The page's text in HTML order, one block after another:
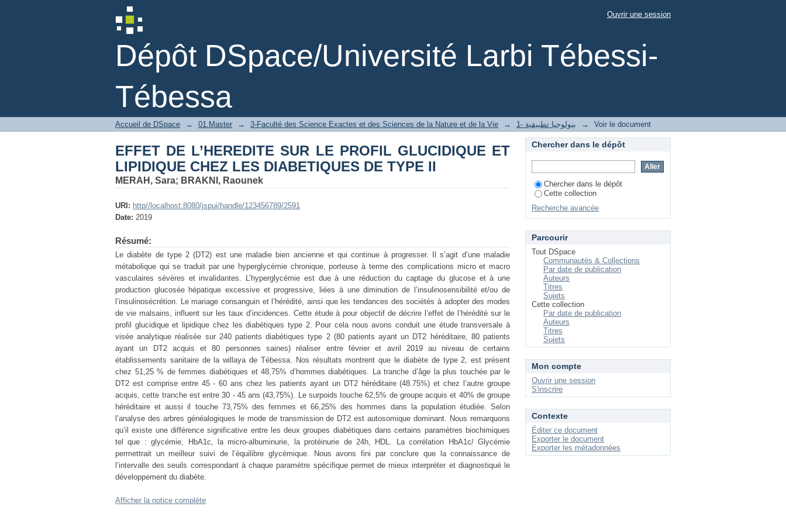
Dépôt DSpace/Université Larbi Tébessi-
Tébessa
EFFET DE L’HEREDITE SUR LE PROFIL GLUCIDIQUE ET LIPIDIQUE CHEZ LES
DIABETIQUES DE TYPE II
Ouvrir une session
Accueil de DSpace → 01.Master → 3-Faculté des Science Exactes et des Sciences de la Nature et de la Vie → 1- بيولوجيا تطبيقية → Voir le document
EFFET DE L’HEREDITE SUR LE PROFIL GLUCIDIQUE ET
LIPIDIQUE CHEZ LES DIABETIQUES DE TYPE II
MERAH, Sara; BRAKNI, Raounek
URI: http//localhost:8080/jspui/handle/123456789/2591
Date: 2019
Résumé:
Le diabète de type 2 (DT2) est une maladie bien ancienne et qui continue à progresser. Il s’agit d’une maladie
métabolique qui se traduit par une hyperglycémie chronique, porteuse à terme des complications micro et macro
vasculaires sévères et invalidantes. L’hyperglycémie est due à une réduction du captage du glucose et à une
production glucosée hépatique excessive et progressive, liées à une diminution de l’insulinosensibilité et/ou de
l’insulinosécrétion. Le mariage consanguin et l’hérédité, ainsi que les tendances des sociétés à adopter des modes
de vie malsains, influent sur les taux d’incidences. Cette étude à pour objectif de décrire l’effet de l’hérédité sur le
profil glucidique et lipidique chez les diabétiques type 2. Pour cela nous avons conduit une étude transversale à
visée analytique réalisée sur 240 patients diabétiques type 2 (80 patients ayant un DT2 héréditaire, 80 patients
ayant un DT2 acquis et 80 personnes saines) réaliser entre février et avril 2019 au niveau de certains
établissements sanitaire de la willaya de Tébessa. Nos résultats montrent que le diabète de type 2, est présent
chez 51,25 % de femmes diabétiques et 48,75% d’hommes diabétiques. La tranche d’âge la plus touchée par le
DT2 est comprise entre 45 - 60 ans chez les patients ayant un DT2 héréditaire (48.75%) et chez l’autre groupe
acquis, cette tranche est entre 30 - 45 ans (43,75%). Le surpoids touche 62,5% de groupe acquis et 40% de groupe
héréditaire et aussi il touche 73,75% des femmes et 66,25% des hommes dans la population étudiée. Selon
l’analyse des arbres généalogiques le mode de transmission de DT2 est autosomique dominant. Nous remarquons
qu’il existe une différence significative entre les deux groupes diabétiques dans certains paramètres biochimiques
tel que : glycémie, HbA1c, la micro-albuminurie, la protéinurie de 24h, HDL. La corrélation HbA1c/ Glycémie
permettrait un meilleur suivi de l’équilibre glycémique. Nous avons fini par conclure que la connaissance de
l’intervalle des seuils correspondant à chaque paramètre spécifique permet de mieux interpréter et diagnostiqué le
développement du diabète.
Afficher la notice complète
Chercher dans le dépôt
Chercher dans le dépôt
Cette collection
Recherche avancée
Parcourir
Tout DSpace
Communautés & Collections
Par date de publication
Auteurs
Titres
Sujets
Cette collection
Par date de publication
Auteurs
Titres
Sujets
Mon compte
Ouvrir une session
S'inscrire
Contexte
Éditer ce document
Exporter le document
Exporter les métadonnées